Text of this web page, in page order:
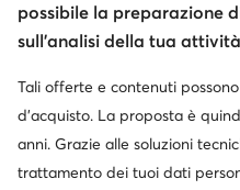
possibile la preparazione
sull’analisi della tua
Tali offerte e contenuti
d’acquisto. La proposta è
anni. Grazie alle soluzioni
trattamento dei tuoi dati